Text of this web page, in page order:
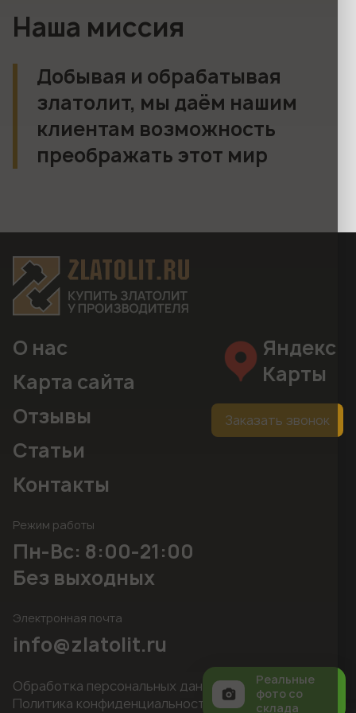
Наша миссия
Добывая и обрабатывая
златолит, мы даём нашим
клиентам возможность
преображать этот мир
Режим работы
Пн-Вс: 8:00-21:00
Без выходных
О нас
Карта сайта
Отзывы
Статьи
Контакты
Заказать звонок
Яндекс
Карты
Обработка персональных данных
Политика конфиденциальности
Электронная почта
info@zlatolit.ru
Реальные
фото со
склада